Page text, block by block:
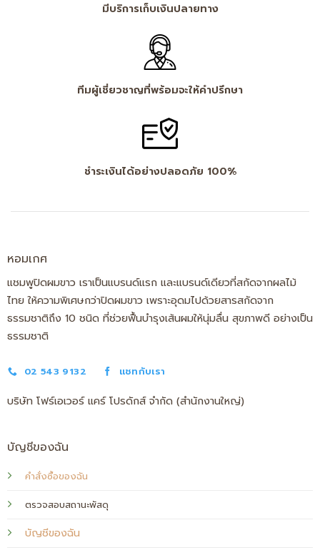
มีบริการเก็บเงินปลายทาง
ทีมผู้เชี่ยวชาญที่พร้อมจะให้คำปรึกษา
ชำระเงินได้อย่างปลอดภัย 100%
หอมเกศ
แชมพูปิดผมขาว เราเป็นแบรนด์แรก และแบรนด์เดียวที่สกัดจากผลไม้
ไทย ให้ความพิเศษกว่าปิดผมขาว เพราะอุดมไปด้วยสารสกัดจาก
ธรรมชาติถึง 10 ชนิด ที่ช่วยฟื้นบำรุงเส้นผมให้นุ่มลื่น สุขภาพดี อย่างเป็น
ธรรมชาติ
02 543 9132 แชทกับเรา
บริษัท โฟร์เอเวอร์ แคร์ โปรดักส์ จำกัด (สำนักงานใหญ่)
บัญชีของฉัน
คำสั่งซื้อของฉัน
ตรวจสอบสถานะพัสดุ
บัญชีของฉัน